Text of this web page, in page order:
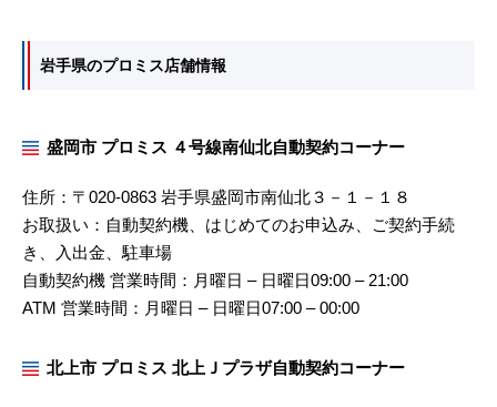
岩手県のプロミス店舗情報
盛岡市 プロミス ４号線南仙北自動契約コーナー
住所：〒020-0863 岩手県盛岡市南仙北３－１－１８
お取扱い：自動契約機、はじめてのお申込み、ご契約手続
き、入出金、駐車場
自動契約機 営業時間：月曜日 – 日曜日09:00 – 21:00
ATM 営業時間：月曜日 – 日曜日07:00 – 00:00
北上市 プロミス 北上Ｊプラザ自動契約コーナー